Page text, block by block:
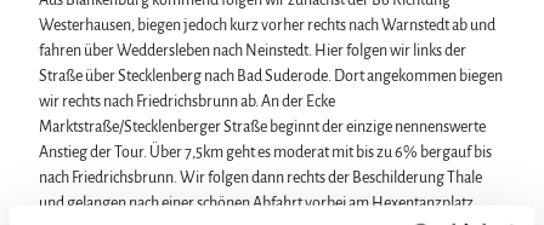
Westerhausen, biegen jedoch kurz vorher rechts nach Warnstedt ab und
fahren über Weddersleben nach Neinstedt. Hier folgen wir links der
Straße über Stecklenberg nach Bad Suderode. Dort angekommen biegen
wir rechts nach Friedrichsbrunn ab. An der Ecke
Marktstraße/Stecklenberger Straße beginnt der einzige nennenswerte
Anstieg der Tour. Über 7,5km geht es moderat mit bis zu 6% bergauf bis
nach Friedrichsbrunn. Wir folgen dann rechts der Beschilderung Thale
und gelangen nach einer schönen Abfahrt vorbei am Hexentanzplatz